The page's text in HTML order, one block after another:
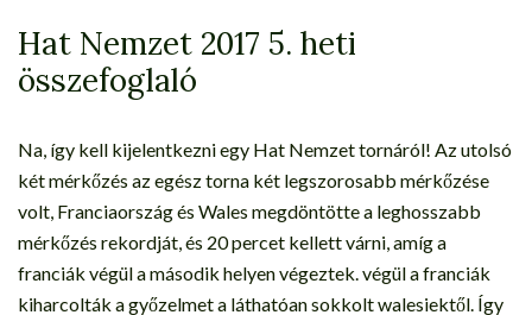
Hat Nemzet 2017 5. heti
összefoglaló
Na, így kell kijelentkezni egy Hat Nemzet tornáról! Az utolsó
két mérkőzés az egész torna két legszorosabb mérkőzése
volt, Franciaország és Wales megdöntötte a leghosszabb
mérkőzés rekordját, és 20 percet kellett várni, amíg a
franciák végül a második helyen végeztek. végül a franciák
kiharcolták a győzelmet a láthatóan sokkolt walesiektől. Így